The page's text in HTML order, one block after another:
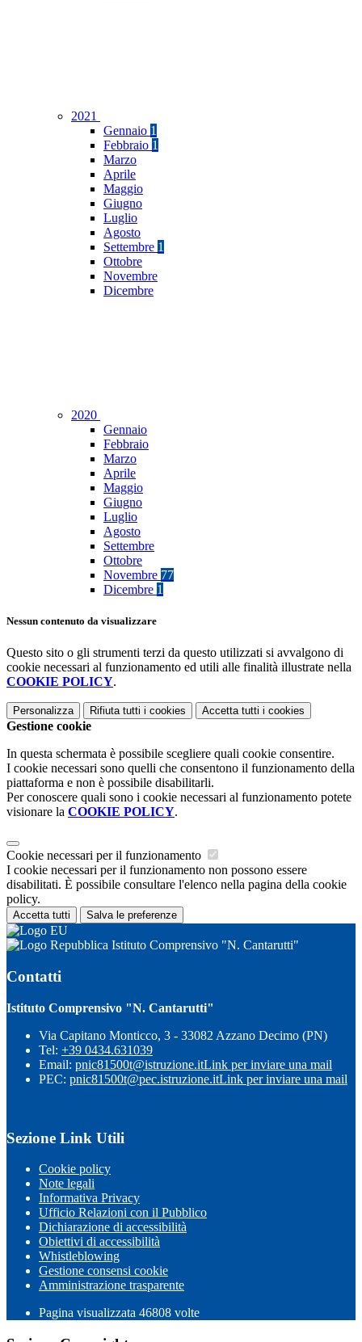
2021
Gennaio 1
Febbraio 1
Marzo
Aprile
Maggio
Giugno
Luglio
Agosto
Settembre 1
Ottobre
Novembre
Dicembre
2020
Gennaio
Febbraio
Marzo
Aprile
Maggio
Giugno
Luglio
Agosto
Settembre
Ottobre
Novembre 77
Dicembre 1
Nessun contenuto da visualizzare
Questo sito o gli strumenti terzi da questo utilizzati si avvalgono di
cookie necessari al funzionamento ed utili alle finalità illustrate nella
COOKIE POLICY.
Personalizza Rifiuta tutti i cookies Accetta tutti i cookies
Gestione cookie
In questa schermata è possibile scegliere quali cookie consentire.
I cookie necessari sono quelli che consentono il funzionamento della
piattaforma e non è possibile disabilitarli.
Per conoscere quali sono i cookie necessari al funzionamento potete
visionare la COOKIE POLICY.
Cookie necessari per il funzionamento
I cookie necessari per il funzionamento non possono essere
disabilitati. È possibile consultare l'elenco nella pagina della cookie
policy.
Accetta tutti Salva le preferenze
Istituto Comprensivo "N. Cantarutti"
Contatti
Istituto Comprensivo "N. Cantarutti"
Via Capitano Monticco, 3 - 33082 Azzano Decimo (PN)
Tel: +39 0434.631039
Email: pnic81500t@istruzione.itLink per inviare una mail
PEC: pnic81500t@pec.istruzione.itLink per inviare una mail
Sezione Link Utili
Cookie policy
Note legali
Informativa Privacy
Ufficio Relazioni con il Pubblico
Dichiarazione di accessibilità
Obiettivi di accessibilità
Whistleblowing
Gestione consensi cookie
Amministrazione trasparente
Pagina visualizzata 46808 volte